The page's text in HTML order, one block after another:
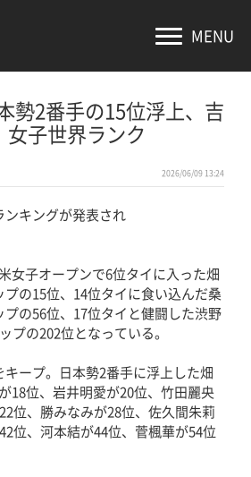
MENU
勢2番手の15位浮上、吉
子世界ランク
2026/06/09 13:24
キングが発表され
女子オープンで6位タイに入った畑
の15位、14位タイに食い込んだ桑
の56位、17位タイと健闘した渋野
プの202位となっている。
ープ。日本勢2番手に浮上した畑
18位、岩井明愛が20位、竹田麗央
位、勝みなみが28位、佐久間朱莉
位、河本結が44位、菅楓華が54位